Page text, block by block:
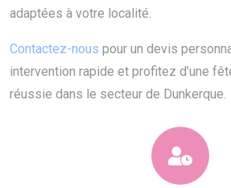
adaptées à votre localité.
Contactez-nous pour un devis
intervention rapide et profitez d’une
réussie dans le secteur de Dunkerque.